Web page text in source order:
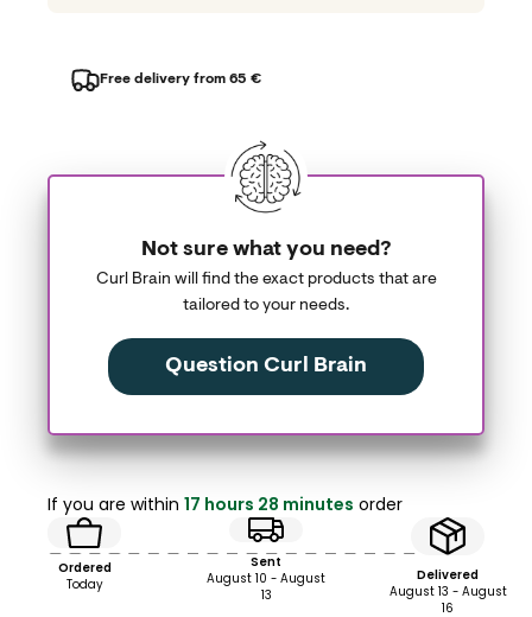
Free delivery from 65 €
Not sure what you need?
Curl Brain will find the exact products that are
tailored to your needs.
Question Curl Brain
If you are within 17 hours 28 minutes order
Ordered
Today
Sent
August 10 - August
13
Delivered
August 13 - August
16